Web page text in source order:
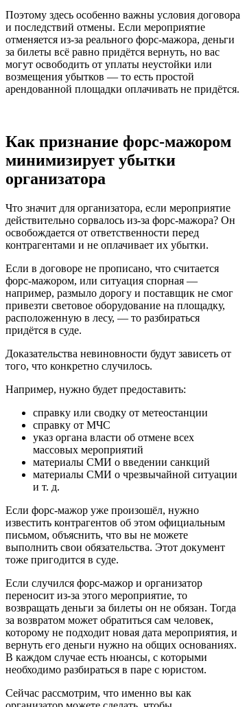
Поэтому здесь особенно важны условия договора
и последствий отмены. Если мероприятие
отменяется из-за реального форс-мажора, деньги
за билеты всё равно придётся вернуть, но вас
могут освободить от уплаты неустойки или
возмещения убытков — то есть простой
арендованной площадки оплачивать не придётся.
Как признание форс-мажором
минимизирует убытки
организатора
Что значит для организатора, если мероприятие
действительно сорвалось из-за форс-мажора? Он
освобождается от ответственности перед
контрагентами и не оплачивает их убытки.
Если в договоре не прописано, что считается
форс-мажором, или ситуация спорная —
например, размыло дорогу и поставщик не смог
привезти световое оборудование на площадку,
расположенную в лесу, — то разбираться
придётся в суде.
Доказательства невиновности будут зависеть от
того, что конкретно случилось.
Например, нужно будет предоставить:
справку или сводку от метеостанции
справку от МЧС
указ органа власти об отмене всех
массовых мероприятий
материалы СМИ о введении санкций
материалы СМИ о чрезвычайной ситуации
и т. д.
Если форс-мажор уже произошёл, нужно
известить контрагентов об этом официальным
письмом, объяснить, что вы не можете
выполнить свои обязательства. Этот документ
тоже пригодится в суде.
Если случился форс-мажор и организатор
переносит из-за этого мероприятие, то
возвращать деньги за билеты он не обязан. Тогда
за возвратом может обратиться сам человек,
которому не подходит новая дата мероприятия, и
вернуть его деньги нужно на общих основаниях.
В каждом случае есть нюансы, с которыми
необходимо разбираться в паре с юристом.
Сейчас рассмотрим, что именно вы как